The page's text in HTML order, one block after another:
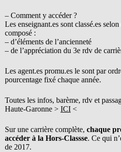
– Comment y accéder ?
Les enseignant.es sont classé.es
composé :
– d’éléments de l’ancienneté
– de l’appréciation du 3e rdv de
Les agent.es promu.es le sont par
pourcentage fixé chaque année.
Toutes les infos, barème, rdv et
Haute-Garonne > ICI <
Sur une carrière complète, chaque
accéder à la Hors-Classse. Ce qui
de 2017.